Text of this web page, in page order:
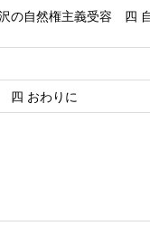
自然権主義受容 四
四 おわりに